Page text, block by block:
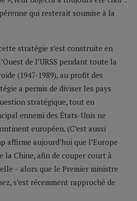
qui resterait soumise à la
stratégie s’est construite en
de l’URSS pendant toute la
(1947-1989), au profit des
a permis de diviser les pays
stratégique, tout en
ennemi des États-Unis ne
européen. (C’est aussi
affirme aujourd’hui que l’Europe
la Chine, afin de couper court à
– alors que le Premier ministre
s’est récemment rapproché de